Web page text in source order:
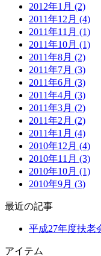
2012年1月 (2)
2011年12月 (4)
2011年11月 (1)
2011年10月 (1)
2011年8月 (2)
2011年7月 (3)
2011年6月 (3)
2011年4月 (3)
2011年3月 (2)
2011年2月 (2)
2011年1月 (4)
2010年12月 (4)
2010年11月 (3)
2010年10月 (1)
2010年9月 (3)
最近の記事
平成27年度扶老
アイテム